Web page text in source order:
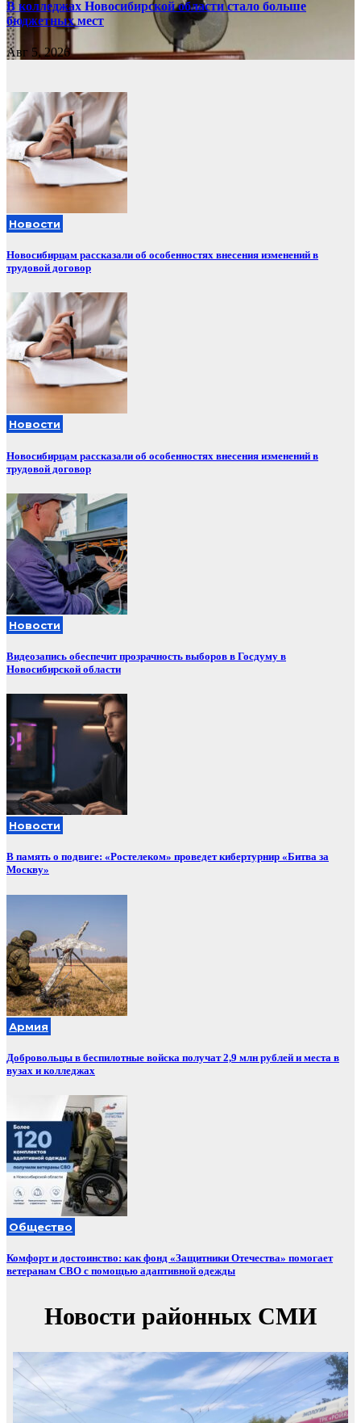
В колледжах Новосибирской области стало больше
бюджетных мест
Авг 5, 2026
Новости
Новосибирцам рассказали об особенностях внесения изменений в
трудовой договор
Новости
Новосибирцам рассказали об особенностях внесения изменений в
трудовой договор
Новости
Видеозапись обеспечит прозрачность выборов в Госдуму в
Новосибирской области
Новости
В память о подвиге: «Ростелеком» проведет кибертурнир «Битва за
Москву»
Армия
Добровольцы в беспилотные войска получат 2,9 млн рублей и места в
вузах и колледжах
Общество
Комфорт и достоинство: как фонд «Защитники Отечества» помогает
ветеранам СВО с помощью адаптивной одежды